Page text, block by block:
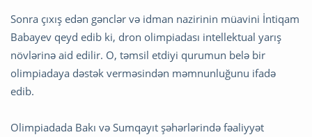
Sonra çıxış edən gənclər və idman nazirinin müavini İntiqam
Babayev qeyd edib ki, dron olimpiadası intellektual yarış
növlərinə aid edilir. O, təmsil etdiyi qurumun belə bir
olimpiadaya dəstək verməsindən məmnunluğunu ifadə
edib.
Olimpiadada Bakı və Sumqayıt şəhərlərində fəaliyyət